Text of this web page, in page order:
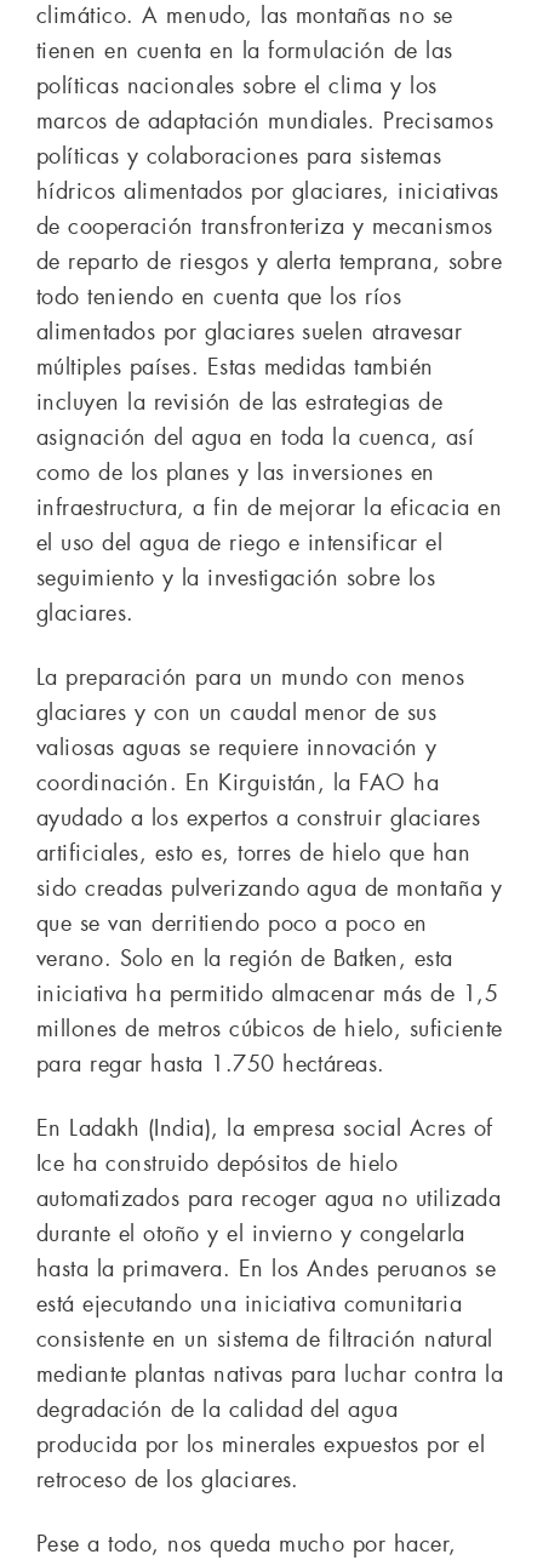
climático. A menudo, las montañas no se
tienen en cuenta en la formulación de las
políticas nacionales sobre el clima y los
marcos de adaptación mundiales. Precisamos
políticas y colaboraciones para sistemas
hídricos alimentados por glaciares, iniciativas
de cooperación transfronteriza y mecanismos
de reparto de riesgos y alerta temprana, sobre
todo teniendo en cuenta que los ríos
alimentados por glaciares suelen atravesar
múltiples países. Estas medidas también
incluyen la revisión de las estrategias de
asignación del agua en toda la cuenca, así
como de los planes y las inversiones en
infraestructura, a fin de mejorar la eficacia en
el uso del agua de riego e intensificar el
seguimiento y la investigación sobre los
glaciares.
La preparación para un mundo con menos
glaciares y con un caudal menor de sus
valiosas aguas se requiere innovación y
coordinación. En Kirguistán, la FAO ha
ayudado a los expertos a construir glaciares
artificiales, esto es, torres de hielo que han
sido creadas pulverizando agua de montaña y
que se van derritiendo poco a poco en
verano. Solo en la región de Batken, esta
iniciativa ha permitido almacenar más de 1,5
millones de metros cúbicos de hielo, suficiente
para regar hasta 1.750 hectáreas.
En Ladakh (India), la empresa social Acres of
Ice ha construido depósitos de hielo
automatizados para recoger agua no utilizada
durante el otoño y el invierno y congelarla
hasta la primavera. En los Andes peruanos se
está ejecutando una iniciativa comunitaria
consistente en un sistema de filtración natural
mediante plantas nativas para luchar contra la
degradación de la calidad del agua
producida por los minerales expuestos por el
retroceso de los glaciares.
Pese a todo, nos queda mucho por hacer,